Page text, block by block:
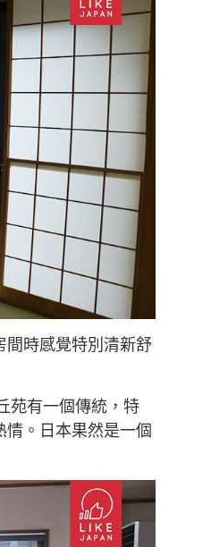
時感覺特別清新舒
苑有一個傳統，特
。日本果然是一個